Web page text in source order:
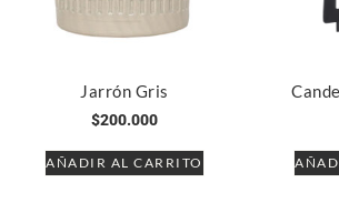
Jarrón Gris
$200.000
AÑADIR AL CARRITO